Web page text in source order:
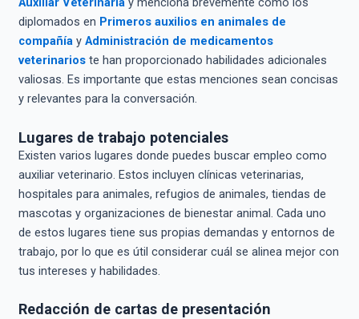
diplomados en Primeros auxilios en animales de
compañíay Administración de medicamentos
veterinarioste han proporcionado habilidades adicionales
valiosas. Es importante que estas menciones sean concisas
y relevantes para la conversación.
Lugares de trabajo potenciales
Existen varios lugares donde puedes buscar empleo como
auxiliar veterinario. Estos incluyen clínicas veterinarias,
hospitales para animales, refugios de animales, tiendas de
mascotas y organizaciones de bienestar animal. Cada uno
de estos lugares tiene sus propias demandas y entornos de
trabajo, por lo que es útil considerar cuál se alinea mejor con
tus intereses y habilidades.
Redacción de cartas de presentación